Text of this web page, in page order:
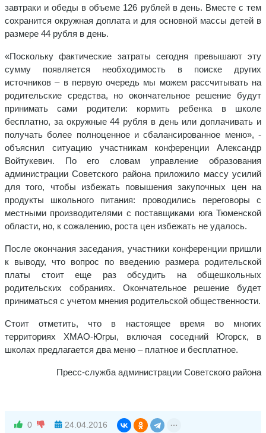
завтраки и обеды в объеме 126 рублей в день. Вместе с тем
сохранится окружная доплата и для основной массы детей в
размере 44 рубля в день.
«Поскольку фактические затраты сегодня превышают эту
сумму появляется необходимость в поиске других
источников – в первую очередь мы можем рассчитывать на
родительские средства, но окончательное решение будут
принимать сами родители: кормить ребенка в школе
бесплатно, за окружные 44 рубля в день или доплачивать и
получать более полноценное и сбалансированное меню», -
объяснил ситуацию участникам конференции Александр
Войтукевич. По его словам управление образования
администрации Советского района приложило массу усилий
для того, чтобы избежать повышения закупочных цен на
продукты школьного питания: проводились переговоры с
местными производителями с поставщиками юга Тюменской
области, но, к сожалению, роста цен избежать не удалось.
После окончания заседания, участники конференции пришли
к выводу, что вопрос по введению размера родительской
платы стоит еще раз обсудить на общешкольных
родительских собраниях. Окончательное решение будет
приниматься с учетом мнения родительской общественности.
Стоит отметить, что в настоящее время во многих
территориях ХМАО-Югры, включая соседний Югорск, в
школах предлагается два меню – платное и бесплатное.
Пресс-служба администрации Советского района
0 24.04.2016